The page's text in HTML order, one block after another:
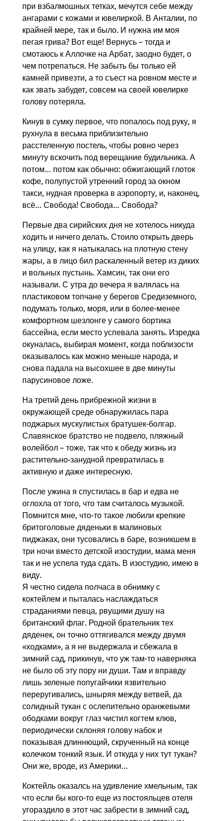
при взбалмошных тетках, мечутся себе между
ангарами с кожами и ювелиркой. В Анталии, по
крайней мере, так и было. И нужна им моя
пегая грива? Вот еще! Вернусь – тогда и
смотаюсь к Аллочке на Арбат, заодно будет, о
чем потрепаться. Не забыть бы только ей
камней привезти, а то съест на ровном месте и
как звать забудет, совсем на своей ювелирке
голову потеряла.
Кинув в сумку первое, что попалось под руку, я
рухнула в весьма приблизительно
расстеленную постель, чтобы ровно через
минуту вскочить под верещание будильника. А
потом… потом как обычно: обжигающий глоток
кофе, полупустой утренний город за окном
такси, нудная проверка в аэропорту, и, наконец,
всё… Свобода! Свобода… Свобода?
Первые два сирийских дня не хотелось никуда
ходить и ничего делать. Стоило открыть дверь
на улицу, как я натыкалась на плотную стену
жары, а в лицо бил раскаленный ветер из диких
и вольных пустынь. Хамсин, так они его
называли. С утра до вечера я валялась на
пластиковом топчане у берегов Средиземного,
подумать только, моря, или в более-менее
комфортном шезлонге у самого бортика
бассейна, если место успевала занять. Изредка
окуналась, выбирая момент, когда поблизости
оказывалось как можно меньше народа, и
снова падала на высохшее в две минуты
парусиновое ложе.
На третий день прибрежной жизни в
окружающей среде обнаружилась пара
поджарых мускулистых братушек-болгар.
Славянское братство не подвело, пляжный
волейбол – тоже, так что к обеду жизнь из
растительно-занудной превратилась в
активную и даже интересную.
После ужина я спустилась в бар и едва не
оглохла от того, что там считалось музыкой.
Помнится мне, что-то такое любили крепкие
бритоголовые дяденьки в малиновых
пиджаках, они тусовались в баре, возникшем в
три ночи вместо детской изостудии, мама меня
так и не успела туда сдать. В изостудию, имею в
виду.
Я честно сидела полчаса в обнимку с
коктейлем и пыталась наслаждаться
страданиями певца, рвущими душу на
британский флаг. Родной брательник тех
дяденек, он точно оттягивался между двумя
«ходками», а я не выдержала и сбежала в
зимний сад, прикинув, что уж там-то наверняка
не было об эту пору ни души. Там и вправду
лишь зеленые попугайчики язвительно
переругивались, шныряя между ветвей, да
солидный тукан с ослепительно оранжевыми
ободками вокруг глаз чистил когтем клюв,
периодически склоняя голову набок и
показывая длиннющий, скрученный на конце
колечком тонкий язык. И откуда у них тут тукан?
Они же, вроде, из Америки…
Коктейль оказалсь на удивление хмельным, так
что если бы кого-то еще из постояльцев отеля
угораздило в этот час забрести в зимний сад,